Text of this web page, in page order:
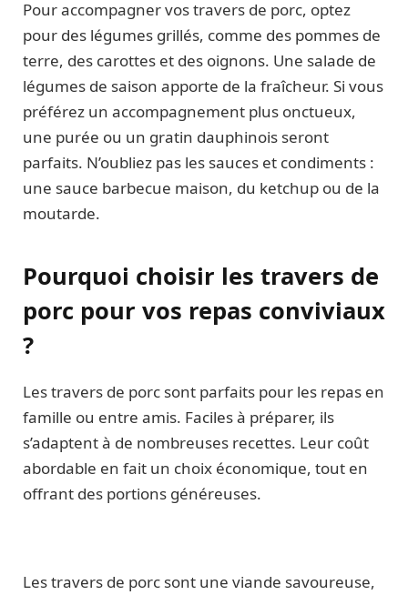
Pour accompagner vos travers de porc, optez
pour des légumes grillés, comme des pommes de
terre, des carottes et des oignons. Une salade de
légumes de saison apporte de la fraîcheur. Si vous
préférez un accompagnement plus onctueux,
une purée ou un gratin dauphinois seront
parfaits. N’oubliez pas les sauces et condiments :
une sauce barbecue maison, du ketchup ou de la
moutarde.
Pourquoi choisir les travers de
porc pour vos repas conviviaux
?
Les travers de porc sont parfaits pour les repas en
famille ou entre amis. Faciles à préparer, ils
s’adaptent à de nombreuses recettes. Leur coût
abordable en fait un choix économique, tout en
offrant des portions généreuses.
Les travers de porc sont une viande savoureuse,